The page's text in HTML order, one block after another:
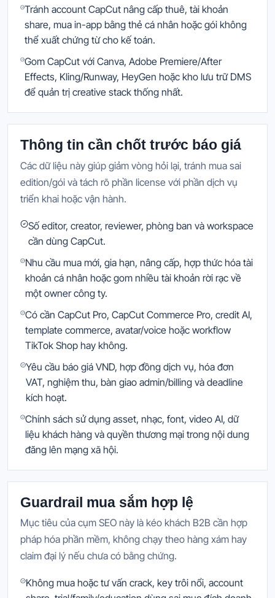
Tránh account CapCut nâng cấp thuê, tài khoản
share, mua in-app bằng thẻ cá nhân hoặc gói không
thể xuất chứng từ cho kế toán.
Gom CapCut với Canva, Adobe Premiere/After
Effects, Kling/Runway, HeyGen hoặc kho lưu trữ DMS
để quản trị creative stack thống nhất.
Thông tin cần chốt trước báo giá
Các dữ liệu này giúp giảm vòng hỏi lại, tránh mua sai
edition/gói và tách rõ phần license với phần dịch vụ
triển khai hoặc vận hành.
Số editor, creator, reviewer, phòng ban và workspace
cần dùng CapCut.
Nhu cầu mua mới, gia hạn, nâng cấp, hợp thức hóa tài
khoản cá nhân hoặc gom nhiều tài khoản rời rạc về
một owner công ty.
Có cần CapCut Pro, CapCut Commerce Pro, credit AI,
template commerce, avatar/voice hoặc workflow
TikTok Shop hay không.
Yêu cầu báo giá VND, hợp đồng dịch vụ, hóa đơn
VAT, nghiệm thu, bàn giao admin/billing và deadline
kích hoạt.
Chính sách sử dụng asset, nhạc, font, video AI, dữ
liệu khách hàng và quyền thương mại trong nội dung
đăng lên mạng xã hội.
Guardrail mua sắm hợp lệ
Mục tiêu của cụm SEO này là kéo khách B2B cần hợp
pháp hóa phần mềm, không chạy theo hàng xám hay
claim đại lý nếu chưa có bằng chứng.
Không mua hoặc tư vấn crack, key trôi nổi, account